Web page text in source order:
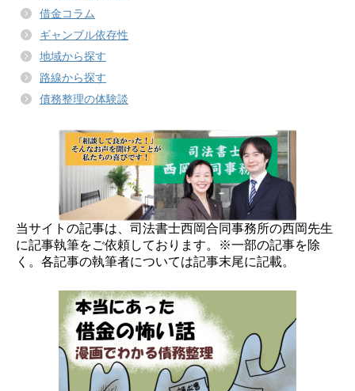
借金コラム
ギャンブル依存性
地域から探す
路線から探す
債務整理の体験談
当サイトの記事は、司法書士西岡合同事務所の西岡先生
に記事執筆をご依頼しております。※一部の記事を除
く。各記事の執筆者については記事末尾に記載。